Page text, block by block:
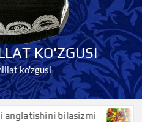
KO'ZGUSI
ko'zgusi
bilasizmi